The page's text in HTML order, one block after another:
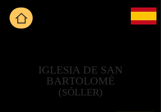
IGLESIA DE SAN
BARTOLOMÉ
(SÓLLER)